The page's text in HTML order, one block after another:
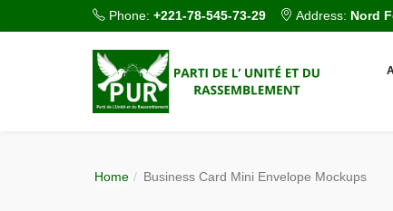
Phone: +221-78-545-73-29 Address: Nord
Home Business Card Mini Envelope Mockup